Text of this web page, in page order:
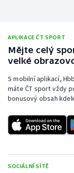
APLIKACE ČT SPORT
Mějte celý
velké
S mobilní aplikací,
máte ČT sport vždy
bonusový obsah
SOCIÁLNÍ SÍTĚ